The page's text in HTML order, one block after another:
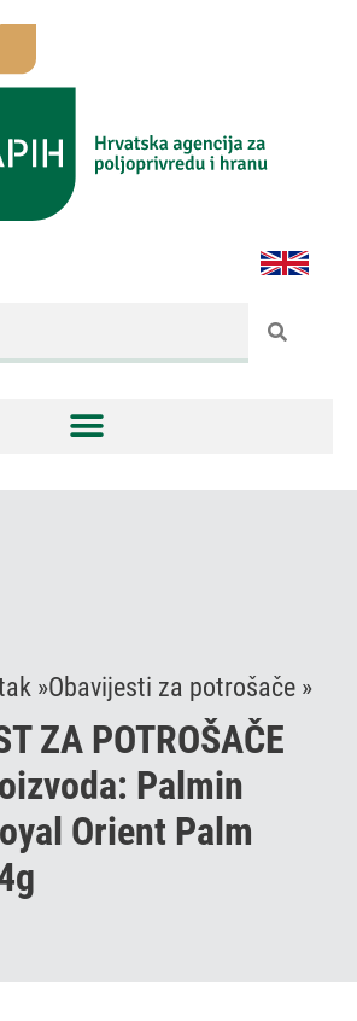
»Obavijesti za potrošače »
ZA POTROŠAČE
Palmin
Orient Palm